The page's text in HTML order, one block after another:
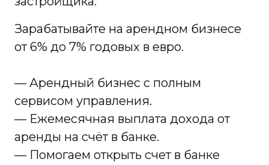
Зарабатывайте на арендном бизнесе
от 6% до 7% годовых в евро.
— Арендный бизнес с полным
сервисом управления.
— Ежемесячная выплата дохода от
аренды на счёт в банке.
— Помогаем открыть счет в банке